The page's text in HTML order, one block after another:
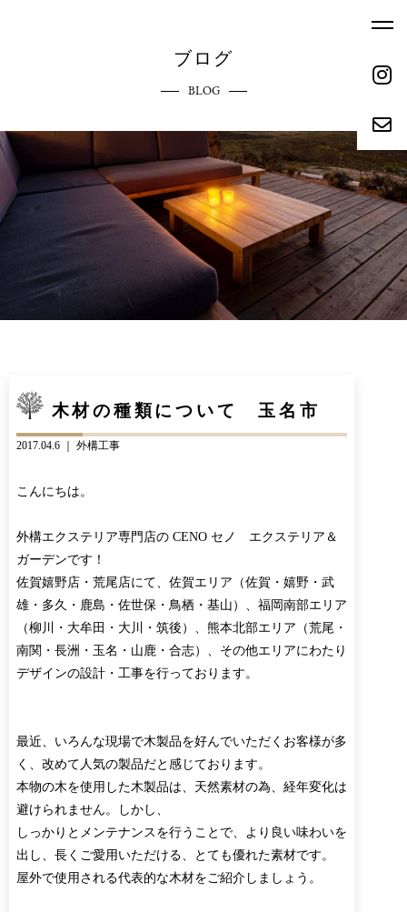
ホーム
HOME
エクステリアへのこだわり
COMMITMENT
参考価格
REFERENCE PRICE
施工実績
お問い合わせ
CONTACT
ブログ
BLOG
ブログ
BLOG
木材の種類について 玉名市
2017.04.6 ｜ 外構工事
こんにちは。
外構エクステリア専門店の CENO セノ エクステリア＆
ガーデンです！
佐賀嬉野店・荒尾店にて、佐賀エリア（佐賀・嬉野・武
雄・多久・鹿島・佐世保・鳥栖・基山）、福岡南部エリア
（柳川・大牟田・大川・筑後）、熊本北部エリア（荒尾・
南関・長洲・玉名・山鹿・合志）、その他エリアにわたり
デザインの設計・工事を行っております。
最近、いろんな現場で木製品を好んでいただくお客様が多
く、改めて人気の製品だと感じております。
本物の木を使用した木製品は、天然素材の為、経年変化は
避けられません。しかし、
しっかりとメンテナンスを行うことで、より良い味わいを
出し、長くご愛用いただける、とても優れた素材です。
屋外で使用される代表的な木材をご紹介しましょう。